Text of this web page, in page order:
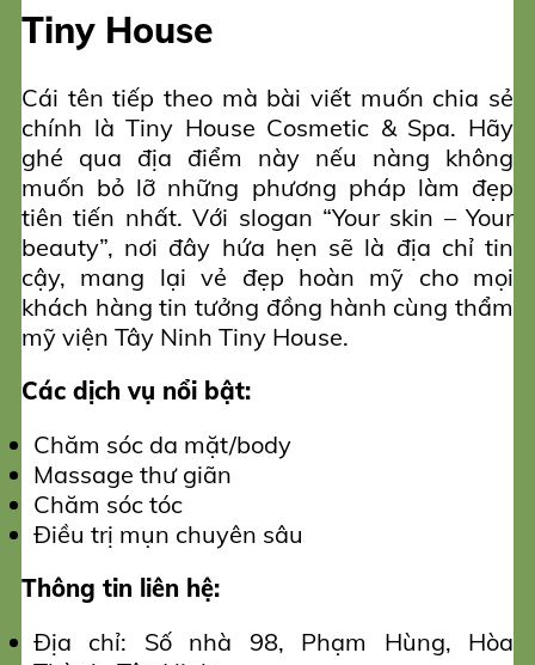
Tiny House
Cái tên tiếp theo mà bài viết muốn chia sẻ
chính là Tiny House Cosmetic & Spa. Hãy
ghé qua địa điểm này nếu nàng không
muốn bỏ lỡ những phương pháp làm đẹp
tiên tiến nhất. Với slogan “Your skin – Your
beauty”, nơi đây hứa hẹn sẽ là địa chỉ tin
cậy, mang lại vẻ đẹp hoàn mỹ cho mọi
khách hàng tin tưởng đồng hành cùng thẩm
mỹ viện Tây Ninh Tiny House.
Các dịch vụ nổi bật:
Chăm sóc da mặt/body
Massage thư giãn
Chăm sóc tóc
Điều trị mụn chuyên sâu
Thông tin liên hệ:
Địa chỉ: Số nhà 98, Phạm Hùng, Hòa